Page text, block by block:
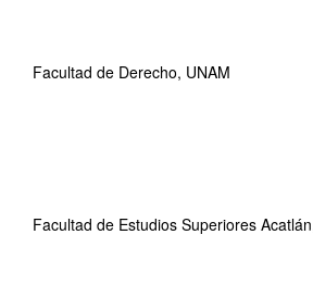
Facultad de Derecho, UNAM
Facultad de Estudios Superiores